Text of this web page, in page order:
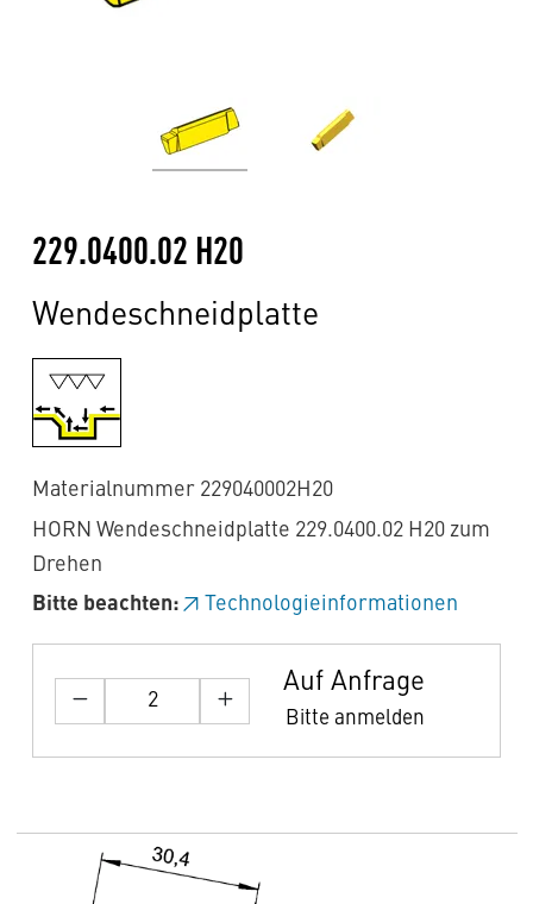
229.0400.02 H20
Wendeschneidplatte
Materialnummer 229040002H20
HORN Wendeschneidplatte 229.0400.02 H20 zum
Drehen
Bitte beachten:
Technologieinformationen
Auf Anfrage
Bitte anmelden